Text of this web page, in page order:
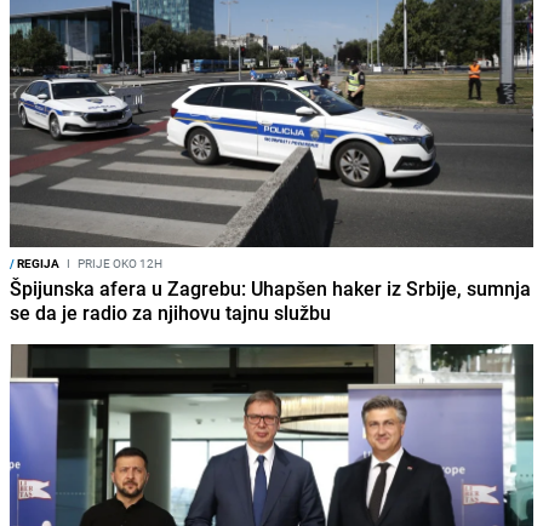
/REGIJA I PRIJE OKO 12H
Špijunska afera u Zagrebu: Uhapšen haker iz Srbije, sumnja
se da je radio za njihovu tajnu službu